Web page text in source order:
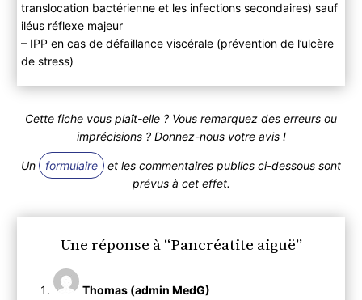
translocation bactérienne et les infections secondaires) sauf
iléus réflexe majeur
– IPP en cas de défaillance viscérale (prévention de l’ulcère
de stress)
Cette fiche vous plaît-elle ? Vous remarquez des erreurs ou
imprécisions ? Donnez-nous votre avis !
Un formulaire
et les commentaires publics ci-dessous sont
prévus à cet effet.
Une réponse à “Pancréatite aiguë”
Thomas (admin MedG)